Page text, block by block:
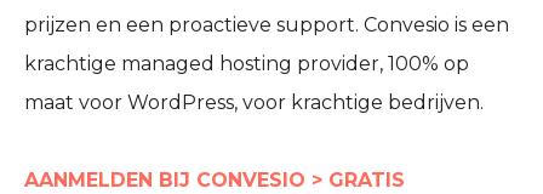
prijzen en een proactieve support. Convesio is een
krachtige managed hosting provider, 100% op
maat voor WordPress, voor krachtige bedrijven.
AANMELDEN BIJ CONVESIO > GRATIS